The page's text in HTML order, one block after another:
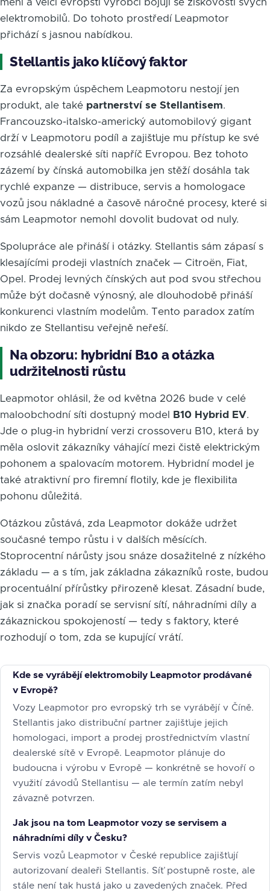
mění a velcí evropští výrobci bojují se ziskovostí svých
elektromobilů. Do tohoto prostředí Leapmotor
přichází s jasnou nabídkou.
Stellantis jako klíčový faktor
Za evropským úspěchem Leapmotoru nestojí jen
produkt, ale také partnerství se Stellantisem.
Francouzsko-italsko-americký automobilový gigant
drží v Leapmotoru podíl a zajišťuje mu přístup ke své
rozsáhlé dealerské síti napříč Evropou. Bez tohoto
zázemí by čínská automobilka jen stěží dosáhla tak
rychlé expanze — distribuce, servis a homologace
vozů jsou nákladné a časově náročné procesy, které si
sám Leapmotor nemohl dovolit budovat od nuly.
Spolupráce ale přináší i otázky. Stellantis sám zápasí s
klesajícími prodeji vlastních značek — Citroën, Fiat,
Opel. Prodej levných čínských aut pod svou střechou
může být dočasně výnosný, ale dlouhodobě přináší
konkurenci vlastním modelům. Tento paradox zatím
nikdo ze Stellantisu veřejně neřeší.
Na obzoru: hybridní B10 a otázka
udržitelnosti růstu
Leapmotor ohlásil, že od května 2026 bude v celé
maloobchodní síti dostupný model
B10 Hybrid EV.
Jde o plug-in hybridní verzi crossoveru B10, která by
měla oslovit zákazníky váhající mezi čistě elektrickým
pohonem a spalovacím motorem. Hybridní model je
také atraktivní pro firemní flotily, kde je flexibilita
pohonu důležitá.
Otázkou zůstává, zda Leapmotor dokáže udržet
současné tempo růstu i v dalších měsících.
Stoprocentní nárůsty jsou snáze dosažitelné z nízkého
základu — a s tím, jak základna zákazníků roste, budou
procentuální přírůstky přirozeně klesat. Zásadní bude,
jak si značka poradí se servisní sítí, náhradními díly a
zákaznickou spokojeností — tedy s faktory, které
rozhodují o tom, zda se kupující vrátí.
Kde se vyrábějí elektromobily Leapmotor prodávané
v Evropě?
Vozy Leapmotor pro evropský trh se vyrábějí v Číně.
Stellantis jako distribuční partner zajišťuje jejich
homologaci, import a prodej prostřednictvím vlastní
dealerské sítě v Evropě. Leapmotor plánuje do
budoucna i výrobu v Evropě — konkrétně se hovoří o
využití závodů Stellantisu — ale termín zatím nebyl
závazně potvrzen.
Jak jsou na tom Leapmotor vozy se servisem a
náhradními díly v Česku?
Servis vozů Leapmotor v České republice zajišťují
autorizovaní dealeři Stellantis. Síť postupně roste, ale
stále není tak hustá jako u zavedených značek. Před